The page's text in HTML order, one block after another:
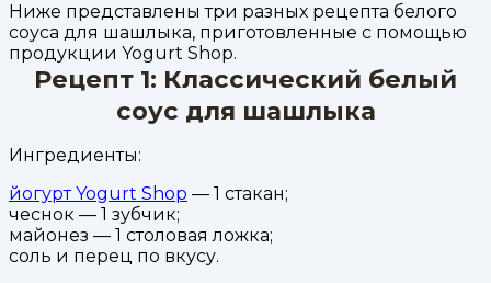
Ниже представлены три разных рецепта белого
соуса для шашлыка, приготовленные с помощью
продукции Yogurt Shop.
Рецепт 1: Классический белый
соус для шашлыка
Ингредиенты:
йогурт Yogurt Shop — 1 стакан;
чеснок — 1 зубчик;
майонез — 1 столовая ложка;
соль и перец по вкусу.